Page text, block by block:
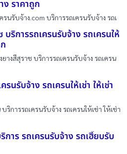
ง ราคาถูก
รนรับจ้าง.com บริการรถเครนรับจ้าง รถเ
ริการรถเครนรับจ้าง รถเครนให้
างสีสุราช บริการรถเครนรับจ้าง รถเครน
นรับจ้าง รถเครนให้เช่า ให้เช่า
การรถเครนรับจ้าง รถเครนให้เช่า ให้เช่า
การ รถเครนรับจ้าง รถเฮี๊ยบรับ